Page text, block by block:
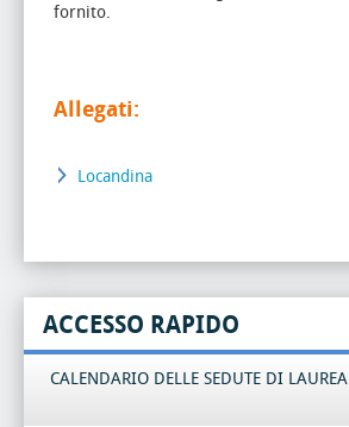
fornito.
Allegati:
Locandina
ACCESSO RAPIDO
CALENDARIO DELLE SEDUTE DI LAUREA